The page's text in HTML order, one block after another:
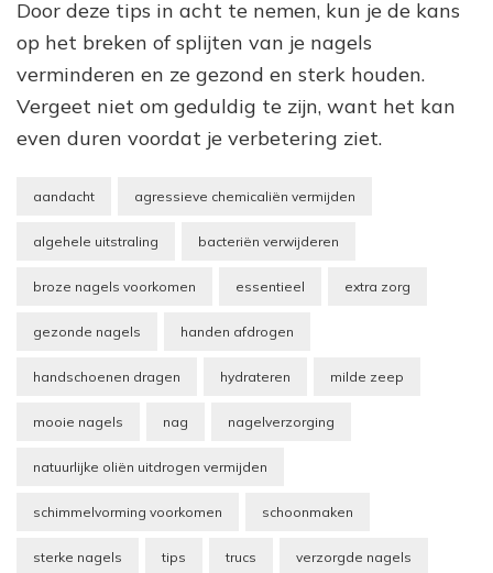
Door deze tips in acht te nemen, kun je de kans
op het breken of splijten van je nagels
verminderen en ze gezond en sterk houden.
Vergeet niet om geduldig te zijn, want het kan
even duren voordat je verbetering ziet.
aandacht agressieve chemicaliën vermijden
algehele uitstraling bacteriën verwijderen
broze nagels voorkomen essentieel extra zorg
gezonde nagels handen afdrogen
handschoenen dragen hydrateren milde zeep
mooie nagels nag nagelverzorging
natuurlijke oliën uitdrogen vermijden
schimmelvorming voorkomen schoonmaken
sterke nagels tips trucs verzorgde nagels